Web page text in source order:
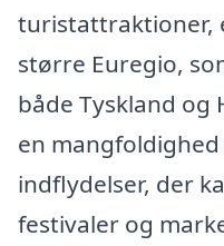
turistattraktioner,
større Euregio,
både Tyskland og
en
indflydelser, der
festivaler og